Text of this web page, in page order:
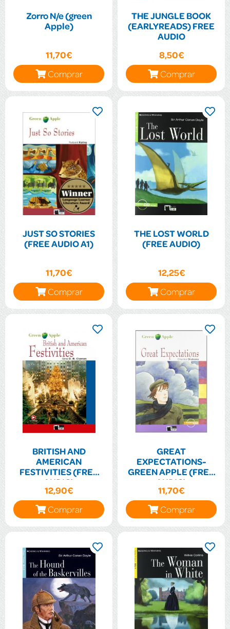
Zorro N/e (green
Apple)
11,70€
Comprar
THE JUNGLE BOOK
(EARLYREADS) FREE
AUDIO
8,50€
Comprar
JUST SO STORIES
(FREE AUDIO A1)
11,70€
Comprar
THE LOST WORLD
(FREE AUDIO)
12,25€
Comprar
BRITISH AND
AMERICAN
FESTIVITIES (FREE
AUDIO)
12,90€
Comprar
GREAT
EXPECTATIONS-
GREEN APPLE (FREE
AUDIO)
11,70€
Comprar